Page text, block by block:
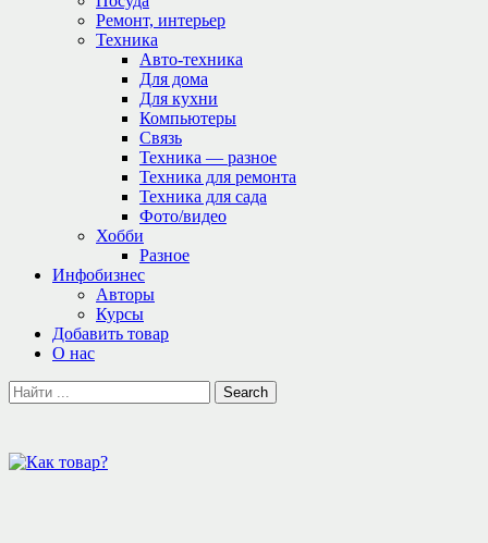
Ремонт, интерьер
Техника
Авто-техника
Для дома
Для кухни
Компьютеры
Связь
Техника — разное
Техника для ремонта
Техника для сада
Фото/видео
Хобби
Разное
Инфобизнес
Авторы
Курсы
Добавить товар
О нас